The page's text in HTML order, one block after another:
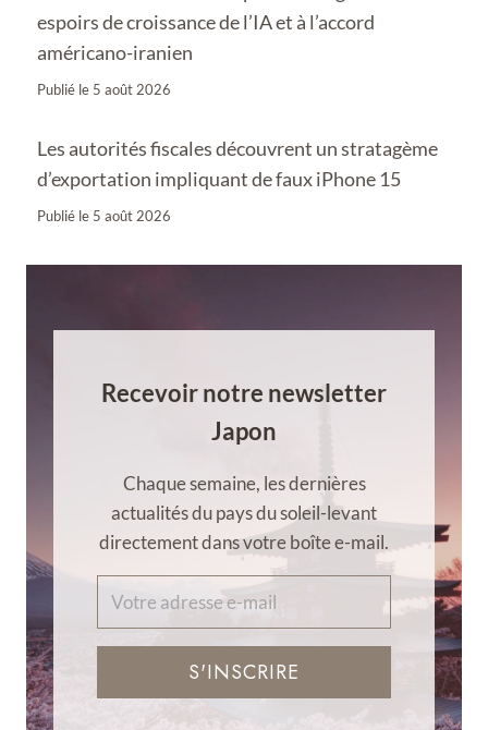
espoirs de croissance de l’IA et à l’accord
américano-iranien
Publié le 5 août 2026
Les autorités fiscales découvrent un stratagème
d’exportation impliquant de faux iPhone 15
Publié le 5 août 2026
Recevoir notre newsletter
Japon
Chaque semaine, les dernières
actualités du pays du soleil-levant
directement dans votre boîte e-mail.
S'INSCRIRE